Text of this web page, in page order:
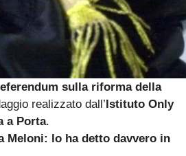
sulla riforma della
realizzato dall’Istituto Only
a Porta.
Meloni: lo ha detto davvero in